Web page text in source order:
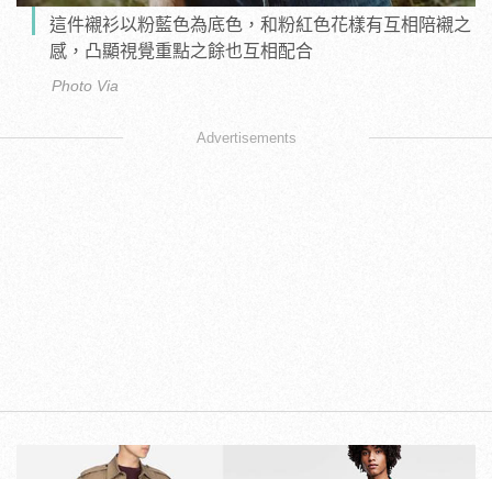
這件襯衫以粉藍色為底色，和粉紅色花樣有互相陪襯之
感，凸顯視覺重點之餘也互相配合
Photo Via
Advertisements